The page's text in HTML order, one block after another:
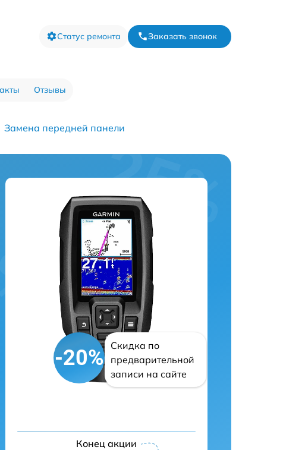
Статус ремонта Заказать звонок
Отзывы
Замена передней панели
-20%
Скидка по
предварительной
записи на сайте
Конец акции